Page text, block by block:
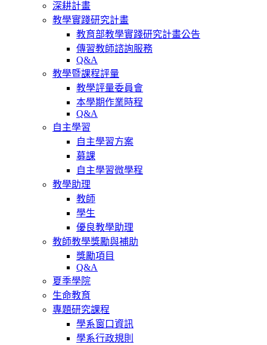
深耕計畫
教學實踐研究計畫
教育部教學實踐研究計畫公告
傳習教師諮詢服務
Q&A
教學暨課程評量
教學評量委員會
本學期作業時程
Q&A
自主學習
自主學習方案
募課
自主學習微學程
教學助理
教師
學生
優良教學助理
教師教學獎勵與補助
獎勵項目
Q&A
夏季學院
生命教育
專題研究課程
學系窗口資訊
學系行政規則